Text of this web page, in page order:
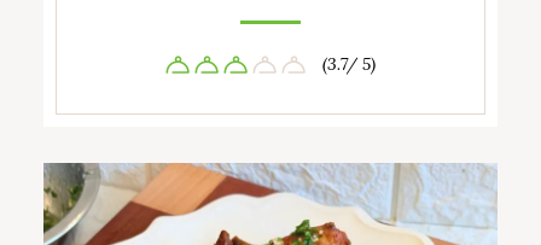
(3.7/ 5)